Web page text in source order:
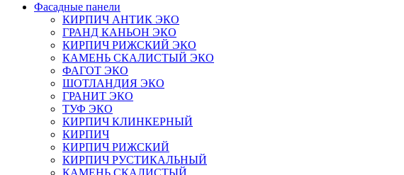
Фасадные панели
КИРПИЧ АНТИК ЭКО
ГРАНД КАНЬОН ЭКО
КИРПИЧ РИЖСКИЙ ЭКО
КАМЕНЬ СКАЛИСТЫЙ ЭКО
ФАГОТ ЭКО
ШОТЛАНДИЯ ЭКО
ГРАНИТ ЭКО
ТУФ ЭКО
КИРПИЧ КЛИНКЕРНЫЙ
КИРПИЧ
КИРПИЧ РИЖСКИЙ
КИРПИЧ РУСТИКАЛЬНЫЙ
КАМЕНЬ СКАЛИСТЫЙ